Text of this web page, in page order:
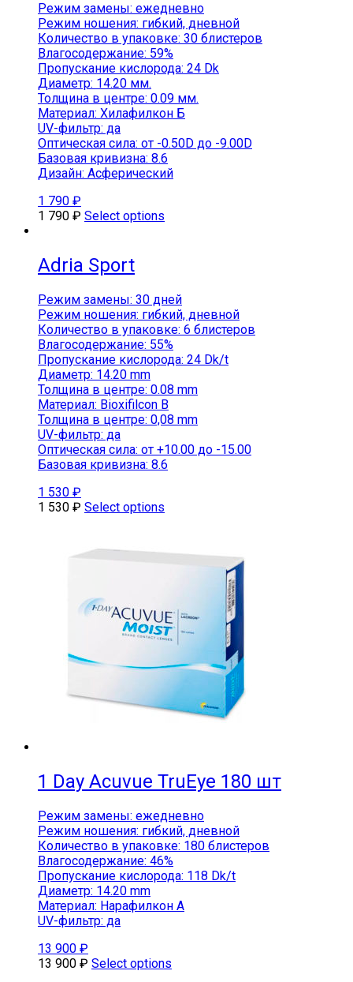
Режим замены: ежедневно
Режим ношения: гибкий, дневной
Количество в упаковке: 30 блистеров
Влагосодержание: 59%
Пропускание кислорода: 24 Dk
Диаметр: 14.20 мм.
Толщина в центре: 0.09 мм.
Материал: Хилафилкон Б
UV-фильтр: да
Оптическая сила: от -0.50D до -9.00D
Базовая кривизна: 8.6
Дизайн: Асферический
1 790 ₽
1 790 ₽ Select options
Аdria Sport
Режим замены: 30 дней
Режим ношения: гибкий, дневной
Количество в упаковке: 6 блистеров
Влагосодержание: 55%
Пропускание кислорода: 24 Dk/t
Диаметр: 14.20 mm
Толщина в центре: 0.08 mm
Материал: Bioxifilcon B
Толщина в центре: 0,08 mm
UV-фильтр: да
Оптическая сила: от +10.00 до -15.00
Базовая кривизна: 8.6
1 530 ₽
1 530 ₽ Select options
1 Day Acuvue TruEye 180 шт
Режим замены: ежедневно
Режим ношения: гибкий, дневной
Количество в упаковке: 180 блистеров
Влагосодержание: 46%
Пропускание кислорода: 118 Dk/t
Диаметр: 14.20 mm
Материал: Нарафилкон А
UV-фильтр: да
13 900 ₽
13 900 ₽ Select options